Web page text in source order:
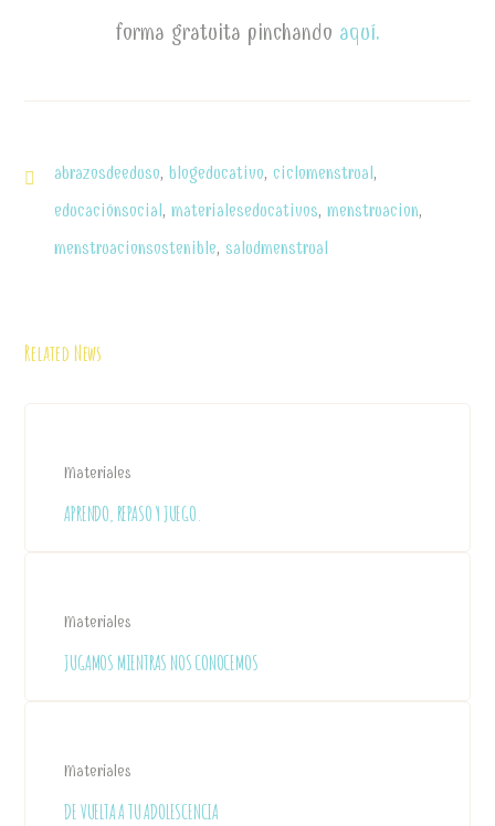
forma gratuita pinchando aquí.
abrazosdeeduso,blogeducativo,ciclomenstrual,
educaciónsocial,materialeseducativos,menstruacion,
menstruacionsostenible, saludmenstrual
Related News
Materiales
APRENDO, REPASO Y JUEGO.
Materiales
JUGAMOS MIENTRAS NOS CONOCEMOS
Materiales
DE VUELTA A TU ADOLESCENCIA